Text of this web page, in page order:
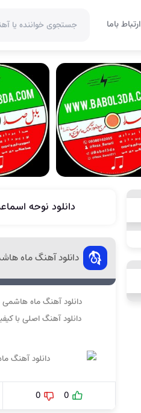
ارتباط باما
دانلود نوحه
دانلود آهنگ ماه
دانلود آهنگ ماه
دانلود آهنگ اصلی با
0
0